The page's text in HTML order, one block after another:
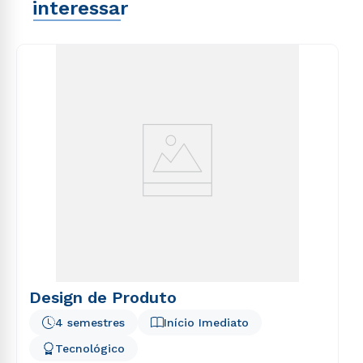
interessar
Design de Produto
Início Imediato
4 semestres
Tecnológico